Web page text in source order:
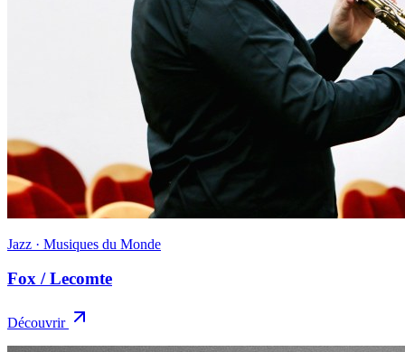
Jazz · Musiques du Monde
Fox / Lecomte
Découvrir